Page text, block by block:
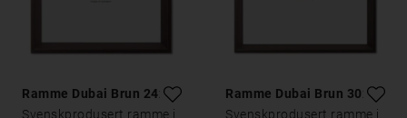
Ramme Dubai Brun 24x30
Svenskprodusert ramme i
Ramme Dubai Brun 30x40
Svenskprodusert ramme i